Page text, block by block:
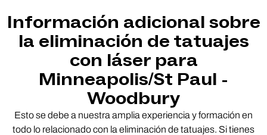
Información adicional sobre
la eliminación de tatuajes
con láser para
Minneapolis/St Paul -
Woodbury
Esto se debe a nuestra amplia experiencia y formación en
todo lo relacionado con la eliminación de tatuajes. Si tienes